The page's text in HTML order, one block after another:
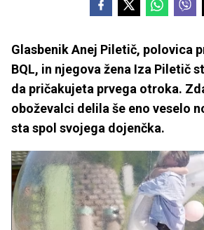
Glasbenik Anej Piletič, polovica
BQL, in njegova žena Iza Piletič
da pričakujeta prvega otroka.
oboževalci delila še eno veselo
sta spol svojega dojenčka.